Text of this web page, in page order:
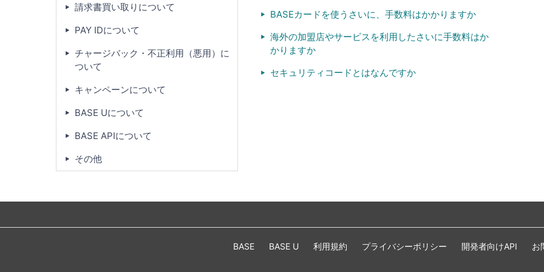
BASEカードを使うさいに、手数料はかかりますか
海外の加盟店やサービスを利用したさいに手数料はか
かりますか
セキュリティコードとはなんですか
請求書買い取りについて
PAY IDについて
チャージバック・不正利用（悪用）に
ついて
キャンペーンについて
BASE Uについて
BASE APIについて
その他
BASE BASE U 利用規約 プライバシーポリシー 開発者向けAPI お